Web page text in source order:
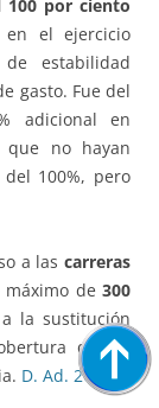
100 por ciento
en el ejercicio
estabilidad
gasto. Fue del
adicional en
que no hayan
100%, pero
a las carreras
máximo de300
la sustitución
de las
D. Ad. 20ª